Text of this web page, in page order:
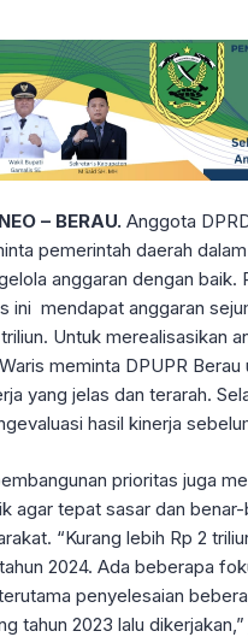
– BERAU. Anggota
pemerintah daerah
anggaran dengan baik.
ini mendapat anggaran
Untuk merealisasikan
meminta DPUPR
yang jelas dan terarah.
hasil kinerja
prioritas juga
agar tepat sasar dan
“Kurang lebih Rp 2
2024. Ada beberapa
penyelesaian
tahun 2023 lalu